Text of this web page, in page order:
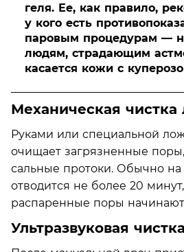
геля. Ее, как правило,
у кого есть
паровым процедурам —
людям, страдающим
касается кожи с
Механическая чистка
Руками или специальной
очищает загрязненные
сальные протоки. Обычно на
отводится не более 20
распаренные поры
Ультразвуковая чистка